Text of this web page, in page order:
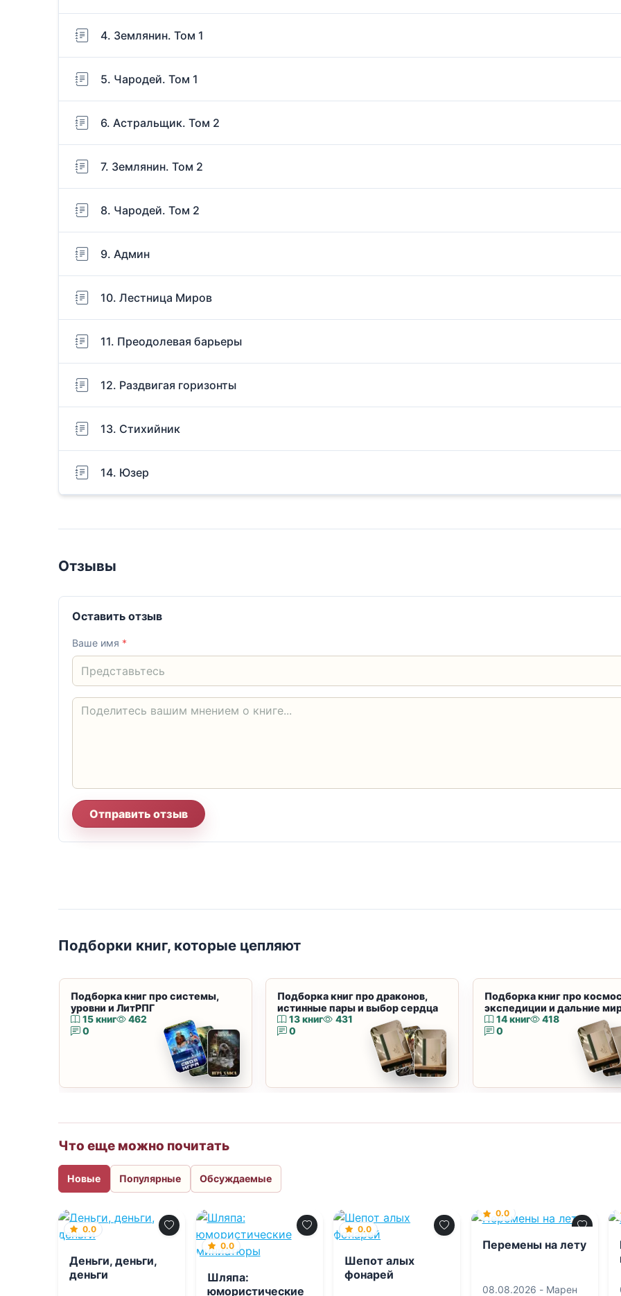
4. Землянин. Том 1
5. Чародей. Том 1
6. Астральщик. Том 2
7. Землянин. Том 2
8. Чародей. Том 2
9. Админ
10. Лестница Миров
11. Преодолевая барьеры
12. Раздвигая горизонты
13. Стихийник
14. Юзер
Отзывы
Оставить отзыв
Ваше имя *
Отправить отзыв
Подборки книг, которые цепляют
Подборка книг про системы,
уровни и ЛитРПГ
15 книг
462
0
Подборка книг про драконов,
истинные пары и выбор сердца
13 книг
431
0
Подборка книг про
экспедиции и дальние
14 книг
418
0
Что еще можно почитать
Новые Популярные Обсуждаемые
0.0
Деньги, деньги,
деньги
0.0
Шляпа:
юмористические
0.0
Шепот алых
фонарей
0.0
Пеpемены на летy
08.08.2026 - Марен